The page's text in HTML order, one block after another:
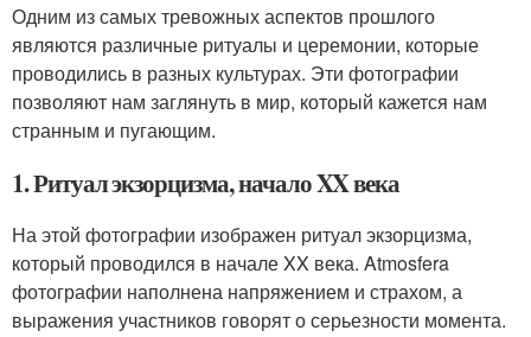
Одним из самых тревожных аспектов прошлого
являются различные ритуалы и церемонии, которые
проводились в разных культурах. Эти фотографии
позволяют нам заглянуть в мир, который кажется нам
странным и пугающим.
1. Ритуал экзорцизма, начало XX века
На этой фотографии изображен ритуал экзорцизма,
который проводился в начале XX века. Atmosfera
фотографии наполнена напряжением и страхом, а
выражения участников говорят о серьезности момента.